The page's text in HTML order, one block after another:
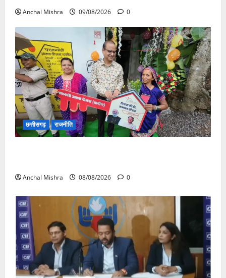
Anchal Mishra 09/08/2026 0
छत्तीसगढ़ राजनीति
Anchal Mishra 08/08/2026 0